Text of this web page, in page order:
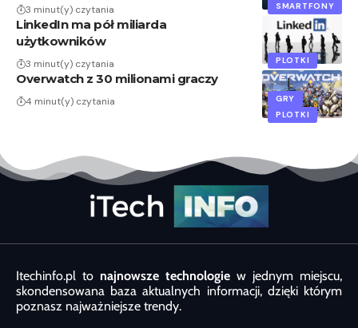
SMARTFONY
3 minut(y) czytania
PLOTKI
LinkedIn ma pół miliarda
użytkowników
3 minut(y) czytania
GRY
PLOTKI
Overwatch z 30 milionami graczy
4 minut(y) czytania
Itechinfo.pl to najnowsze technologie w jednym miejscu,
skondensowana baza aktualnych informacji, dzięki którym
poznasz najważniejsze trendy.